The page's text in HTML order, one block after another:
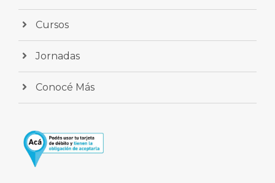
Cursos
Jornadas
Conocé Más